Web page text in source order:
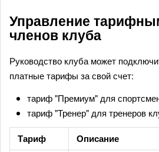
Управление
членов клуба
Руководство клуба может
платные тарифы за свой счет:
тариф "Премиум" для
тариф "Тренер" для тренеров
Тариф Описание